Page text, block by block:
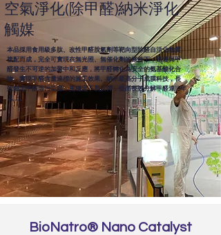
空氣淨化(除甲醛)納米淨化
觸媒
本品採用食用級多肽、改性甲醛脫氫劑等靶向型除醛自活化物質
複配而成，完全可實現在無光照、無催化劑的條件下，迅速與甲
醛發生不可逆的加聚中和反應，將甲醛轉化為安全的氨基酸化合
物，實現甲醛含量達標的施工效果。納米級高分子成膜科技，長
效鎖定甲醛等污染源，更穩定不易反彈，從而長效分解甲醛達10年
以上。
BioNatro® Nano Catalyst